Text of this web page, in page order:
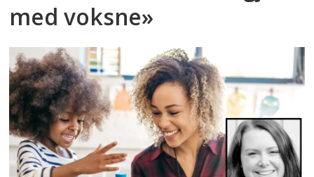
med voksne»